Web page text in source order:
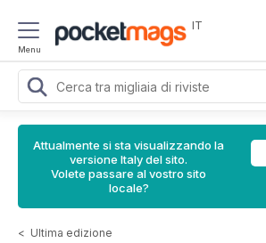
Menu
IT
Attualmente si sta visualizzando la
versione Italy del sito.
Volete passare al vostro sito
locale?
< Ultima edizione